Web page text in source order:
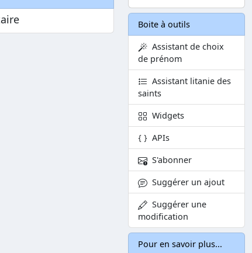
Boite à outils
Assistant de choix
de prénom
Assistant litanie des
saints
Widgets
APIs
S'abonner
Suggérer un ajout
Suggérer une
modification
Pour en savoir plus...